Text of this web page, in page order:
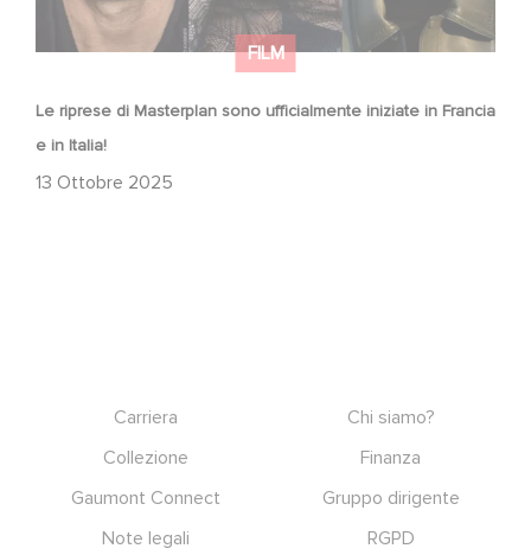
FILM
Le riprese di Masterplan sono ufficialmente iniziate in Francia
e in Italia!
13 Ottobre 2025
Carriera
Chi siamo?
Collezione
Finanza
Gaumont Connect
Gruppo dirigente
Note legali
RGPD